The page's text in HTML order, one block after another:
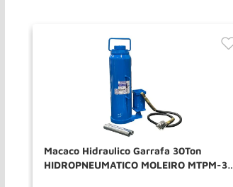
Macaco Hidraulico Garrafa 30Ton
HIDROPNEUMATICO MOLEIRO MTPM-30